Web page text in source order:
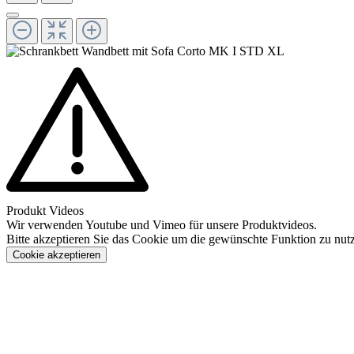
Produkt Videos
Wir verwenden Youtube und Vimeo für unsere Produktvideos.
Bitte akzeptieren Sie das Cookie um die gewünschte Funktion zu
Cookie akzeptieren